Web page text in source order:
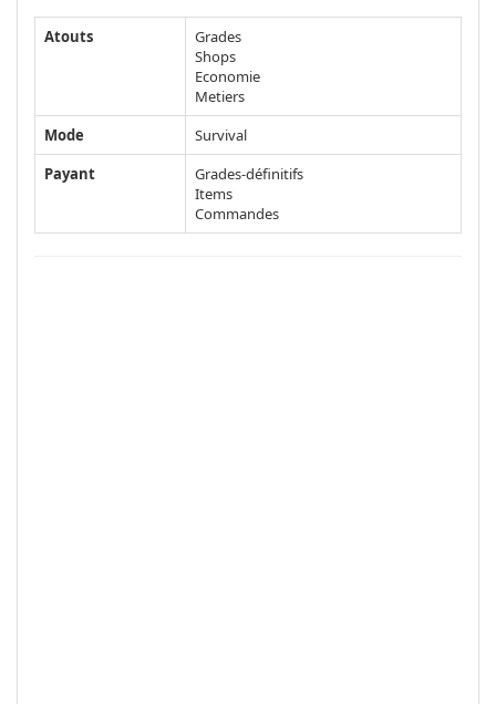
Atouts
Grades
Shops
Economie
Metiers
Mode
Survival
Payant
Grades-définitifs
Items
Commandes